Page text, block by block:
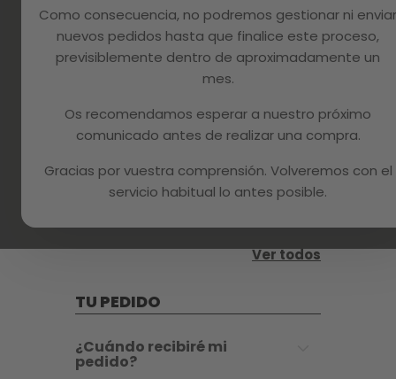
Como consecuencia, no podremos gestionar ni enviar
nuevos pedidos hasta que finalice este proceso,
previsiblemente dentro de aproximadamente un
mes.
Os recomendamos esperar a nuestro próximo
comunicado antes de realizar una compra.
Gracias por vuestra comprensión. Volveremos con el
servicio habitual lo antes posible.
¿Qué es PayPal Pago a
Plazos?
¿Cómo puedo pagar con
PayPal Pago a Plazos?
¿Cuándo empezaré a
pagar si utilizo PayPal Pago
Ver todos
TU PEDIDO
¿Cuándo recibiré mi
pedido?